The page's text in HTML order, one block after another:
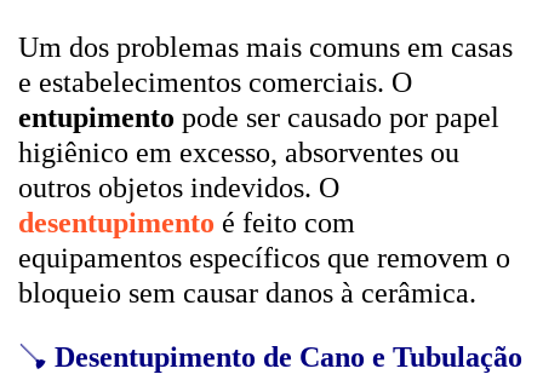
Um dos problemas mais comuns em casas
e estabelecimentos comerciais. O
entupimento pode ser causado por papel
higiênico em excesso, absorventes ou
outros objetos indevidos. O
desentupimento é feito com
equipamentos específicos que removem o
bloqueio sem causar danos à cerâmica.
🪠 Desentupimento de Cano e Tubulação